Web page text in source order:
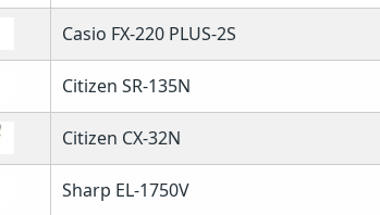
Casio FX-220 PLUS-2S
Citizen SR-135N
Citizen CX-32N
Sharp EL-1750V